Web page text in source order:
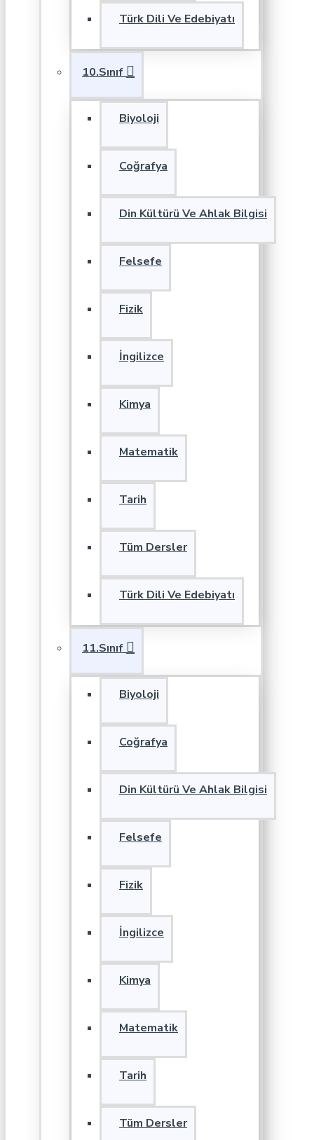
Türk Dili Ve Edebiyatı
10.Sınıf
Biyoloji
Coğrafya
Din Kültürü Ve Ahlak Bilgisi
Felsefe
Fizik
İngilizce
Kimya
Matematik
Tarih
Tüm Dersler
Türk Dili Ve Edebiyatı
11.Sınıf
Biyoloji
Coğrafya
Din Kültürü Ve Ahlak Bilgisi
Felsefe
Fizik
İngilizce
Kimya
Matematik
Tarih
Tüm Dersler